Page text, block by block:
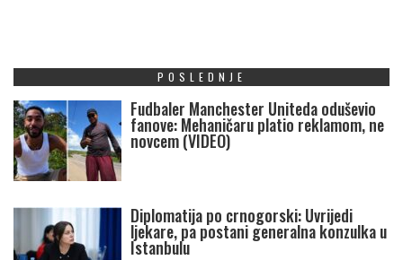
POSLEDNJE
Fudbaler Manchester Uniteda oduševio
fanove: Mehaničaru platio reklamom, ne
novcem (VIDEO)
Diplomatija po crnogorski: Uvrijedi
ljekare, pa postani generalna konzulka u
Istanbulu